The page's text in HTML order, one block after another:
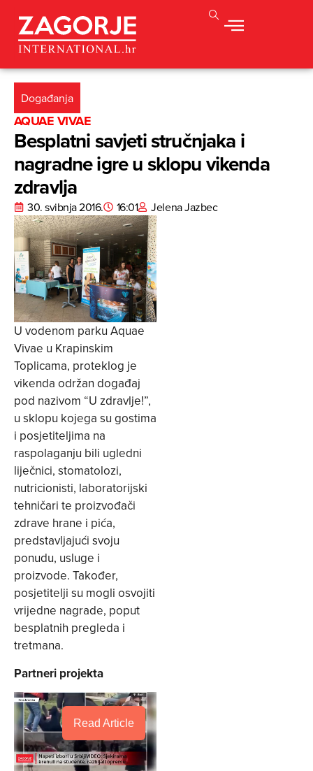
Događanja
AQUAE VIVAE
Besplatni savjeti stručnjaka i
nagradne igre u sklopu vikenda
zdravlja
30. svibnja 2016. 16:01 Jelena Jazbec
U vodenom parku Aquae
Vivae u Krapinskim
Toplicama, proteklog je
vikenda održan događaj
pod nazivom “U zdravlje!”,
u sklopu kojega su gostima
i posjetiteljima na
raspolaganju bili ugledni
liječnici, stomatolozi,
nutricionisti, laboratorijski
tehničari te proizvođači
zdrave hrane i pića,
predstavljajući svoju
ponudu, usluge i
proizvode. Također,
posjetitelji su mogli osvojiti
vrijedne nagrade, poput
besplatnih pregleda i
tretmana.
Partneri projekta
Read Article